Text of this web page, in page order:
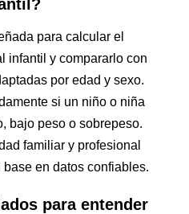
para calcular el
infantil y compararlo con
por edad y sexo.
si un niño o niña
bajo peso o sobrepeso.
familiar y profesional
en datos confiables.
para entender